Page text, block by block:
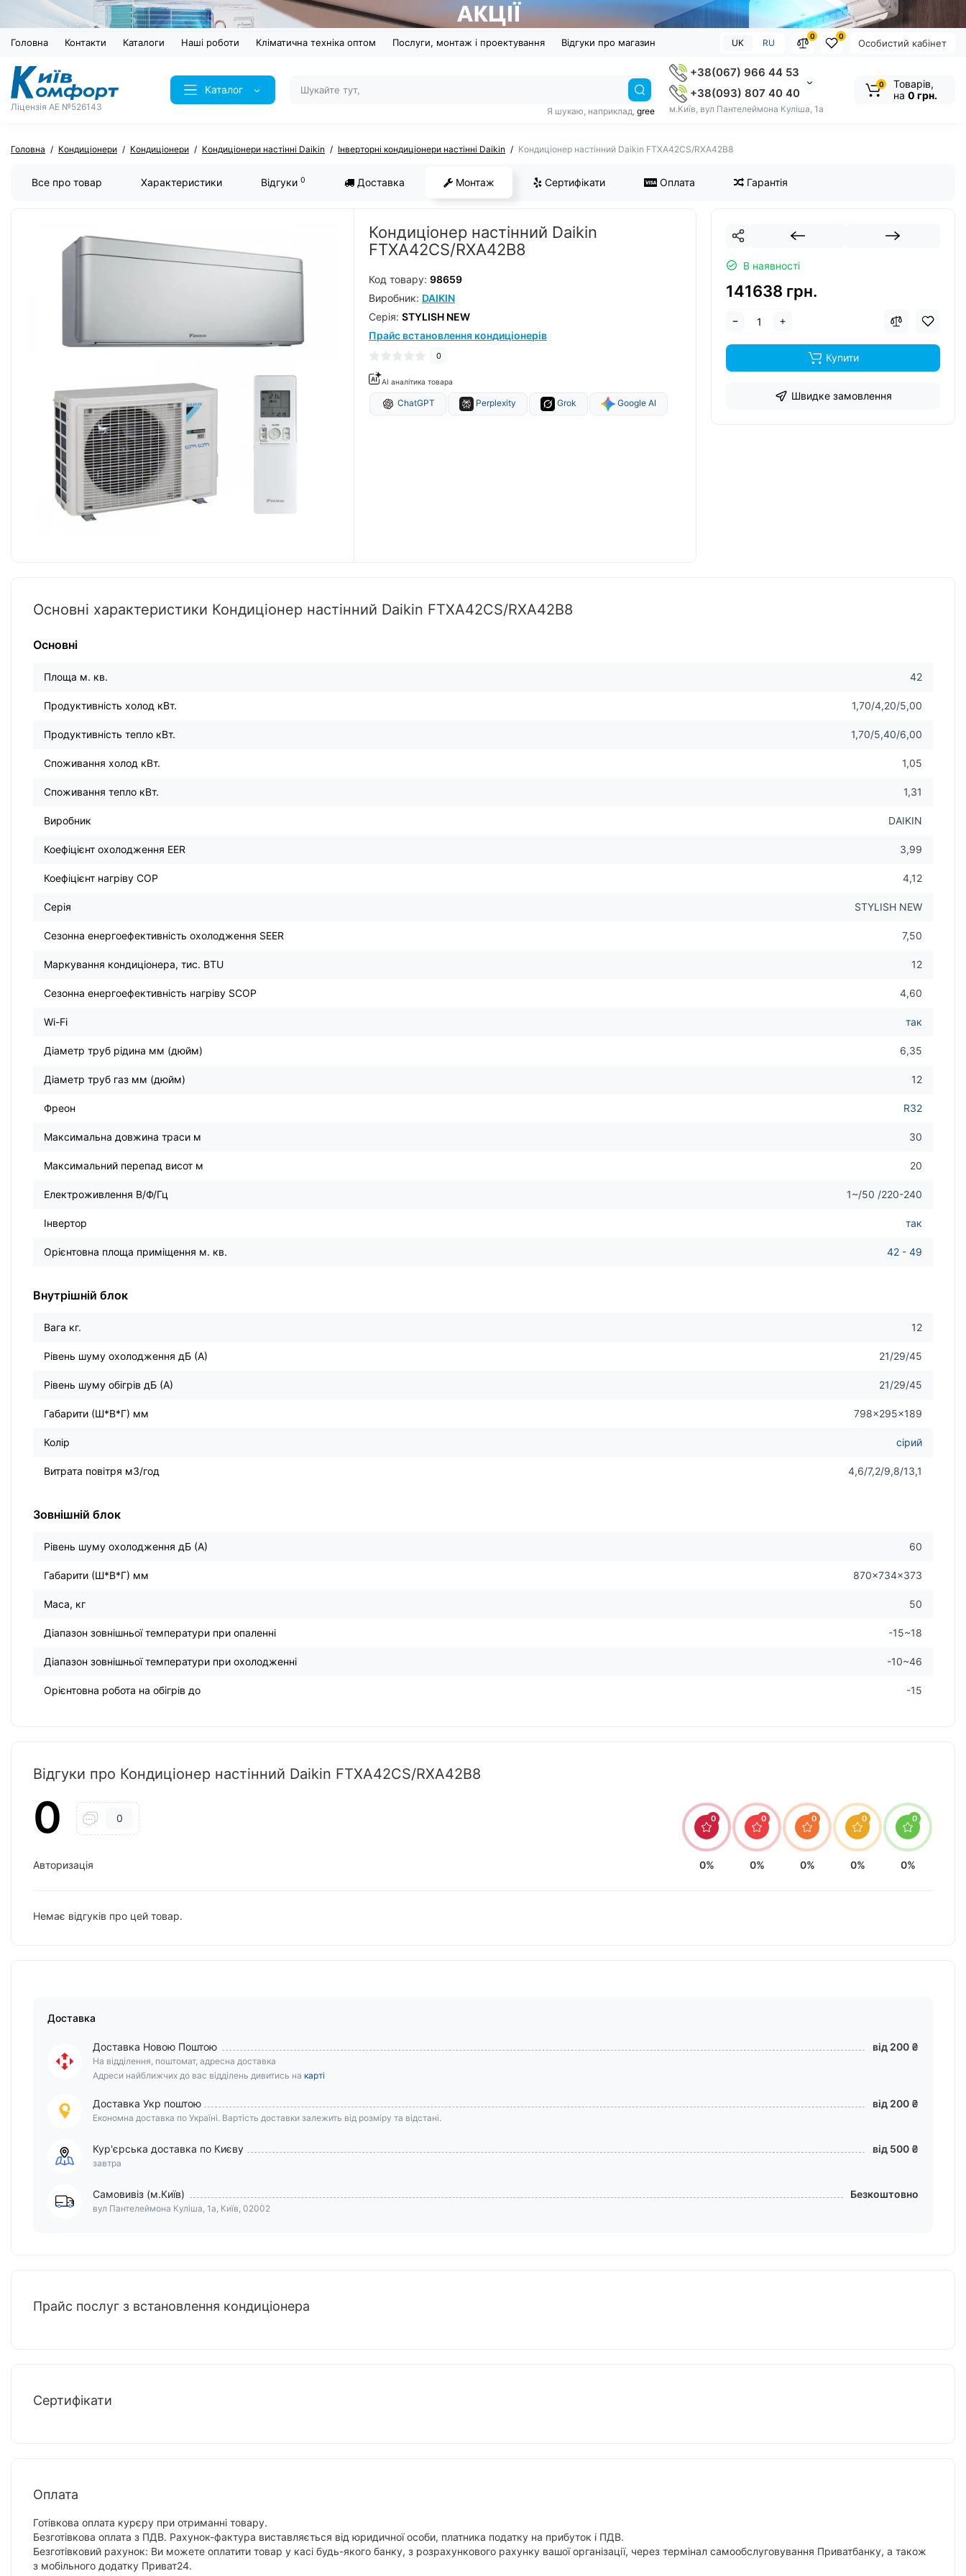
Головна Контакти Каталоги Наші роботи Кліматична техніка оптом Послуги, монтаж і проектування Відгуки про магазин Особистий кабінет
0
0
UK RU
Ліцензія AE №526143
Каталог
+38(067) 966 44 53
+38(093) 807 40 40
м.Київ, вул Пантелеймона Куліша, 1а
Я шукаю, наприклад, gree
0
Товарів,
на 0 грн.
Головна Кондиціонери Кондиціонери Кондиціонери настінні Daikin Інверторні кондиціонери настінні Daikin Кондиціонер настінний Daikin FTXA42CS/RXA42B8
Все про товар Характеристики Відгуки 0 Доставка Монтаж Сертифікати Оплата Гарантія
Кондиціонер настінний Daikin
FTXA42CS/RXA42B8
Код товару: 98659
Виробник: DAIKIN
Серiя: STYLISH NEW
Прайс встановлення кондиціонерів
0
AI аналітика товара
ChatGPT Perplexity Grok Google AI
В наявності
141638 грн.
Купити
Швидке замовлення
Основні характеристики Кондиціонер настінний Daikin FTXA42CS/RXA42B8
Основні
Площа м. кв. 42
Продуктивність холод кВт. 1,70/4,20/5,00
Продуктивність тепло кВт. 1,70/5,40/6,00
Споживання холод кВт. 1,05
Споживання тепло кВт. 1,31
Виробник DAIKIN
Коефіцієнт охолодження EER 3,99
Коефіцієнт нагріву COP 4,12
Серія STYLISH NEW
Сезонна енергоефективність охолодження SEER 7,50
Маркування кондиціонера, тис. BTU 12
Сезонна енергоефективність нагріву SCOP 4,60
Wi-Fi так
Діаметр труб рідина мм (дюйм) 6,35
Діаметр труб газ мм (дюйм) 12
Фреон R32
Максимальна довжина траси м 30
Максимальний перепад висот м 20
Електроживлення В/Ф/Гц 1~/50 /220-240
Інвертор так
Орієнтовна площа приміщення м. кв. 42 - 49
Внутрішній блок
Вага кг. 12
Рівень шуму охолодження дБ (А) 21/29/45
Рівень шуму обігрів дБ (А) 21/29/45
Габарити (Ш*В*Г) мм 798×295×189
Колір сірий
Витрата повітря м3/год 4,6/7,2/9,8/13,1
Зовнішній блок
Рівень шуму охолодження дБ (А) 60
Габарити (Ш*В*Г) мм 870×734×373
Маса, кг 50
Діапазон зовнішньої температури при опаленні -15~18
Діапазон зовнішньої температури при охолодженні -10~46
Орієнтовна робота на обігрів до -15
Відгуки про Кондиціонер настінний Daikin FTXA42CS/RXA42B8
0 0
Авторизація
0
0%
0
0%
0
0%
0
0%
0
0%
Немає відгуків про цей товар.
Доставка
Доставка Новою Поштою
На відділення, поштомат, адресна доставка
Адреси найближчих до вас відділень дивитись на карті
від 200 ₴
Доставка Укр поштою
Економна доставка по Україні. Вартість доставки залежить від розміру та відстані.
від 200 ₴
Кур'єрська доставка по Києву
завтра
від 500 ₴
Самовивіз (м.Київ)
вул Пантелеймона Куліша, 1а, Київ, 02002
Безкоштовно
Прайс послуг з встановлення кондиціонера
Сертифікати
Оплата
Готівкова оплата курєру при отриманні товару.
Безготівкова оплата з ПДВ. Рахунок-фактура виставляється від юридичної особи, платника податку на прибуток і ПДВ.
Безготівковий рахунок: Ви можете оплатити товар у касі будь-якого банку, з розрахункового рахунку вашої організації, через термінал самообслуговування Приватбанку, а також
з мобільного додатку Приват24.